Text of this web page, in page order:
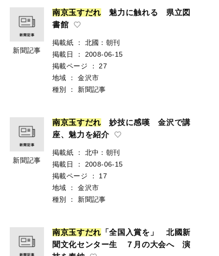
新聞記事
南京玉すだれ 魅力に触れる 県立図
書館
掲載紙 ：
北國：朝刊
掲載日
：
2008-06-15
掲載ページ
：
27
地域
：
金沢市
種別
： 新聞記事
新聞記事
南京玉すだれ 妙技に感嘆 金沢で講
座、魅力を紹介
掲載紙 ：
北中：朝刊
掲載日
：
2008-06-15
掲載ページ
：
17
地域
：
金沢市
種別
： 新聞記事
南京玉すだれ 「全国入賞を」 北國新
聞文化センター生 ７月の大会へ 演